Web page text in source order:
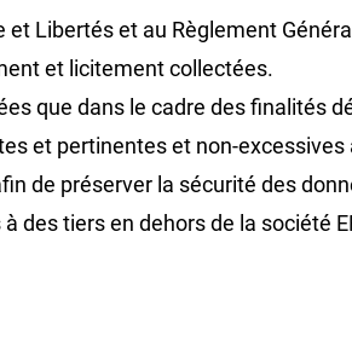
Libertés et au Règlement
et licitement collectées.
que dans le cadre des finalités
et pertinentes et non-
de préserver la sécurité des
des tiers en dehors de la